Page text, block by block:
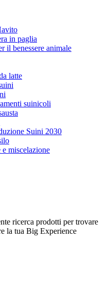
in paglia
il benessere animale
latte
suinicoli
Suini 2030
miscelazione
ricerca prodotti per trovare
la tua Big Experience